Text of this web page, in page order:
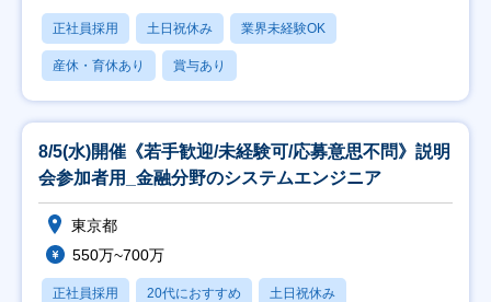
正社員採用 土日祝休み 業界未経験OK
産休・育休あり 賞与あり
8/5(水)開催《若手歓迎/未経験可/応募意思不問》説明
会参加者用_金融分野のシステムエンジニア
東京都
550万~700万
正社員採用 20代におすすめ 土日祝休み